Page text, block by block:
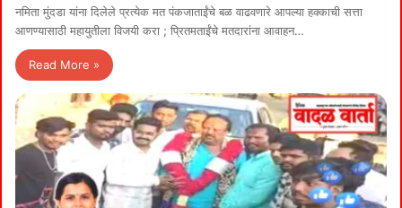
नमिता मुंदडा यांना दिलेले प्रत्येक मत पंकजाताईंचे बळ वाढवणारे आपल्या हक्काची सत्ता
आणण्यासाठी महायुतीला विजयी करा ; प्रितमताईंचे मतदारांना आवाहन…
Read More »